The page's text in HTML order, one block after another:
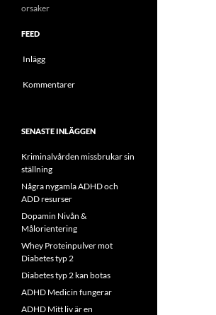
orsaker
FEED
Inlägg
Kommentarer
SENASTE INLÄGGEN
Kriminalvården missbrukar sin
ställning
Några nygamla ADHD och
ADD resurser
Dopamin Nivån &
Målorientering
Whey Proteinpulver mot
Diabetes typ 2
Diabetes typ 2 kan botas
ADHD Medicin fungerar
ADHD Mitt liv är en